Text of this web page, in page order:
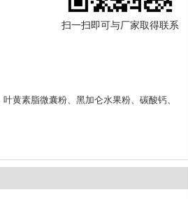
扫一扫即可与厂家取得联系
叶黄素脂微囊粉、黑加仑水果粉、碳酸钙、